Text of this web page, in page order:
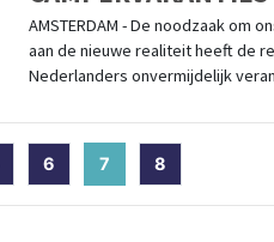
JUNI EN JULI 900%
VERGELIJKING
AMSTERDAM - De noodzaak om
aan de nieuwe realiteit heeft de
Nederlanders onvermijdelijk
6 7 (current)
8